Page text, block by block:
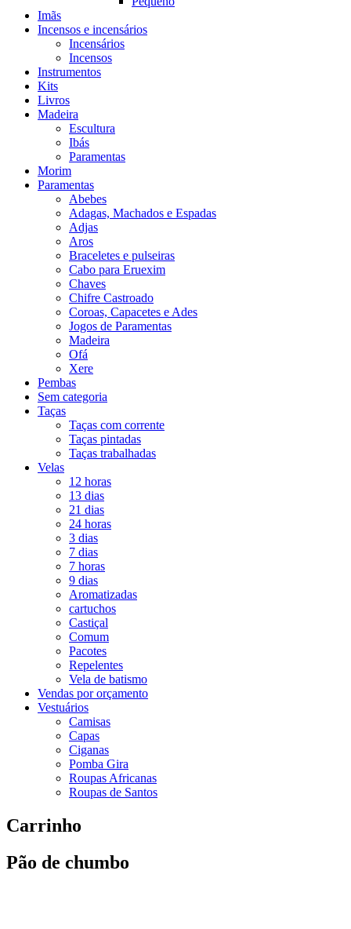
Imãs
Incensos e incensários
Incensários
Incensos
Instrumentos
Kits
Livros
Madeira
Escultura
Ibás
Paramentas
Morim
Paramentas
Abebes
Adagas, Machados e Espadas
Adjas
Aros
Braceletes e pulseiras
Cabo para Eruexim
Chaves
Chifre Castroado
Coroas, Capacetes e Ades
Jogos de Paramentas
Madeira
Ofá
Xere
Pembas
Sem categoria
Taças
Taças com corrente
Taças pintadas
Taças trabalhadas
Velas
12 horas
13 dias
21 dias
24 horas
3 dias
7 dias
7 horas
9 dias
Aromatizadas
cartuchos
Castiçal
Comum
Pacotes
Repelentes
Vela de batismo
Vendas por orçamento
Vestuários
Camisas
Capas
Ciganas
Pomba Gira
Roupas Africanas
Roupas de Santos
Carrinho
Pão de chumbo